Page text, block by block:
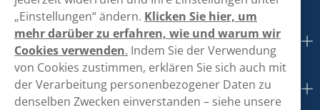
Links
Über uns
„Einstellungen“ ändern. Klicken Sie hier, um
mehr darüber zu erfahren, wie und warum wir
Cookies verwenden. Indem Sie der Verwendung
von Cookies zustimmen, erklären Sie sich auch mit
der Verarbeitung personenbezogener Daten zu
denselben Zwecken einverstanden – siehe unsere